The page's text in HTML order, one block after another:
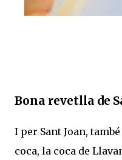
Bona revetlla de
I per Sant Joan,
coca, la coca de